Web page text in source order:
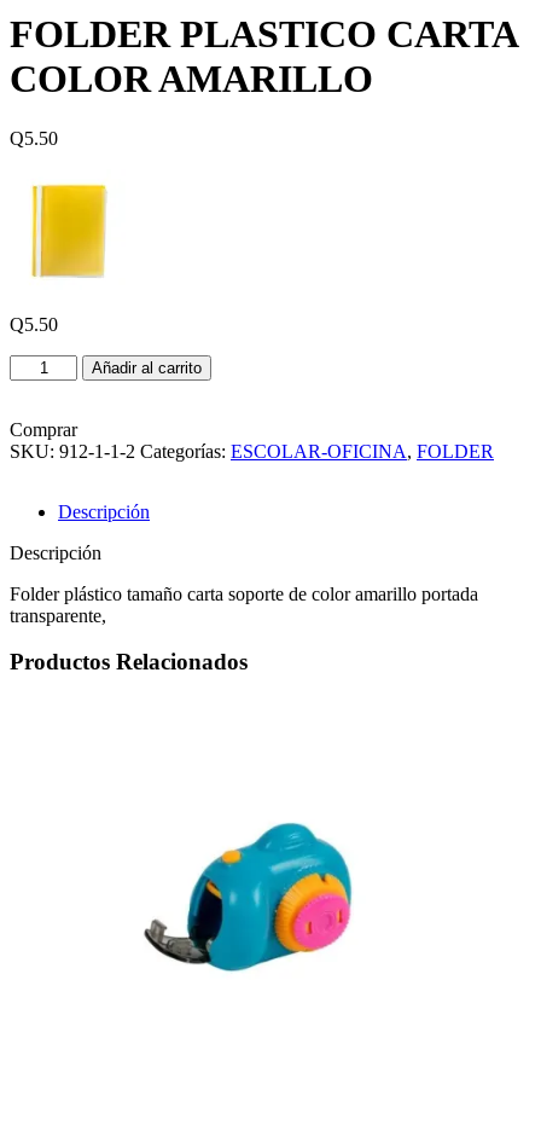
FOLDER PLASTICO CARTA
COLOR AMARILLO
Q5.50
Q5.50
FOLDER
PLASTICO
COLOR
AMARILLO
Añadir al carrito
Comprar
SKU: 912-1-1-2 Categorías: ESCOLAR-OFICINA, FOLDER
Descripción
Descripción
Folder plástico tamaño carta soporte de color amarillo portada
transparente,
Productos Relacionados